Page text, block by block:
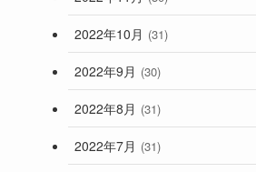
2022年10月 (31)
2022年9月 (30)
2022年8月 (31)
2022年7月 (31)